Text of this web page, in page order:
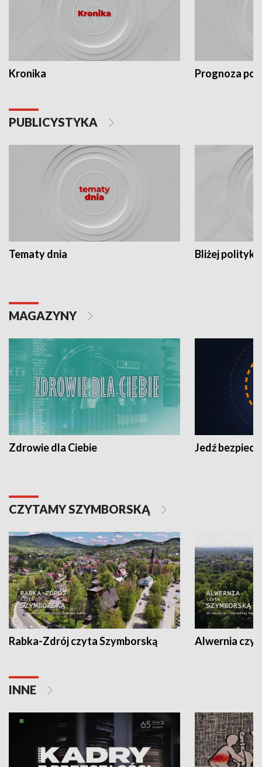
Kronika Prognoza
PUBLICYSTYKA
Tematy dnia Bliżej polityki
MAGAZYNY
Zdrowie dla Ciebie Jedź
CZYTAMY SZYMBORSKĄ
Rabka-Zdrój czyta Szymborską Alwernia
INNE